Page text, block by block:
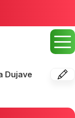
Dujave